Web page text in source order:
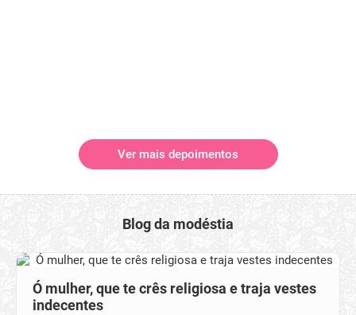
Ver mais depoimentos
Blog da modéstia
Ó mulher, que te crês religiosa e traja vestes
indecentes